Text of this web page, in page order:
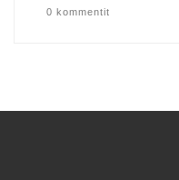
0 kommentit